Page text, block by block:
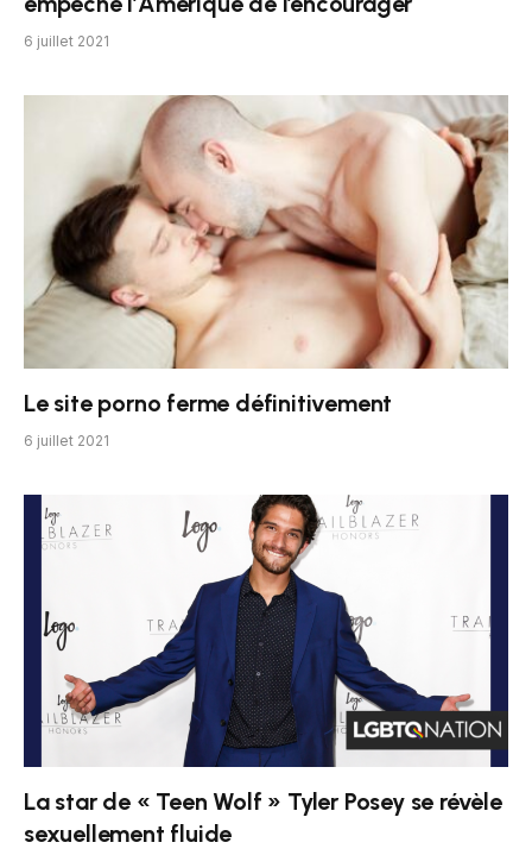
6 juillet 2021
Le site porno ferme définitivement
6 juillet 2021
La star de « Teen Wolf » Tyler Posey se révèle
sexuellement fluide